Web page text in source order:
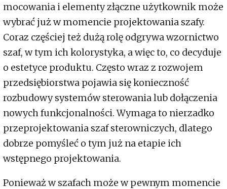
mocowania i elementy złączne użytkownik może
wybrać już w momencie projektowania szafy.
Coraz częściej też dużą rolę odgrywa wzornictwo
szaf, w tym ich kolorystyka, a więc to, co decyduje
o estetyce produktu. Często wraz z rozwojem
przedsiębiorstwa pojawia się konieczność
rozbudowy systemów sterowania lub dołączenia
nowych funkcjonalności. Wymaga to nierzadko
przeprojektowania szaf sterowniczych, dlatego
dobrze pomyśleć o tym już na etapie ich
wstępnego projektowania.
Ponieważ w szafach może w pewnym momencie